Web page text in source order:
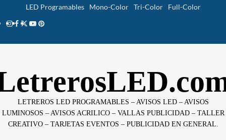
LED Programables Mono-Color Tri-Color
Full-Color
Instagram
facebook
twitter
youtube
pinterest
LETREROS LED PROGRAMABLES – AVISOS LED – AVISOS
LUMINOSOS – AVISOS ACRILICO – VALLAS PUBLICIDAD – TALLER
CREATIVO – TARJETAS EVENTOS – PUBLICIDAD EN GENERAL.